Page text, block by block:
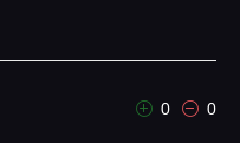
0 0